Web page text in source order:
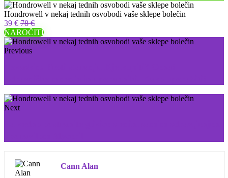
Hondrowell v nekaj tednih osvobodi vaše sklepe bolečin
39 € 78 €
NAROČITI
Previous
Next
Cann Alan